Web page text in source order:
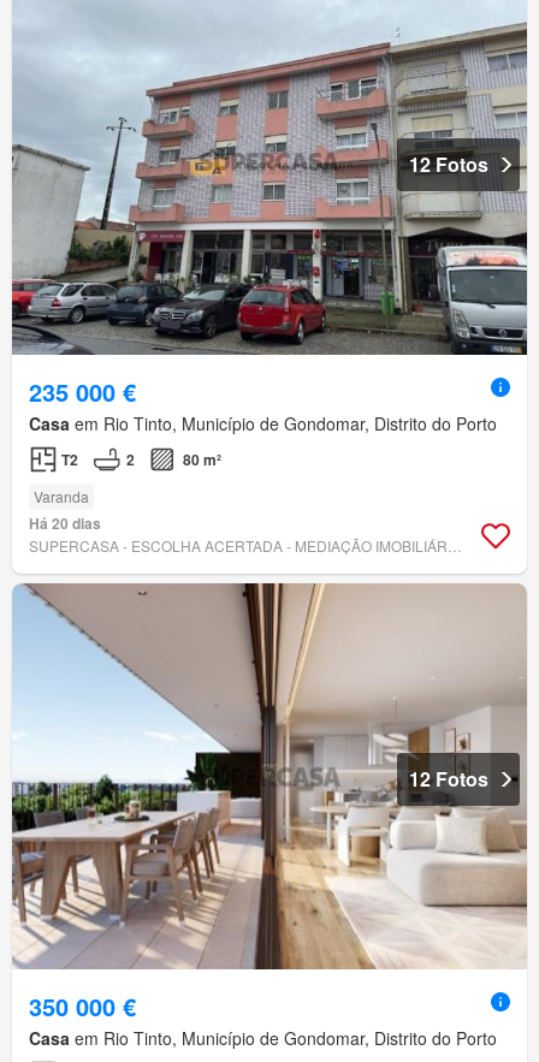
12 Fotos
235 000 €
Casa em Rio Tinto, Município de Gondomar, Distrito do Porto
T2 2 80 m²
Varanda
Há 20 dias
12 Fotos
350 000 €
Casa em Rio Tinto, Município de Gondomar, Distrito do Porto